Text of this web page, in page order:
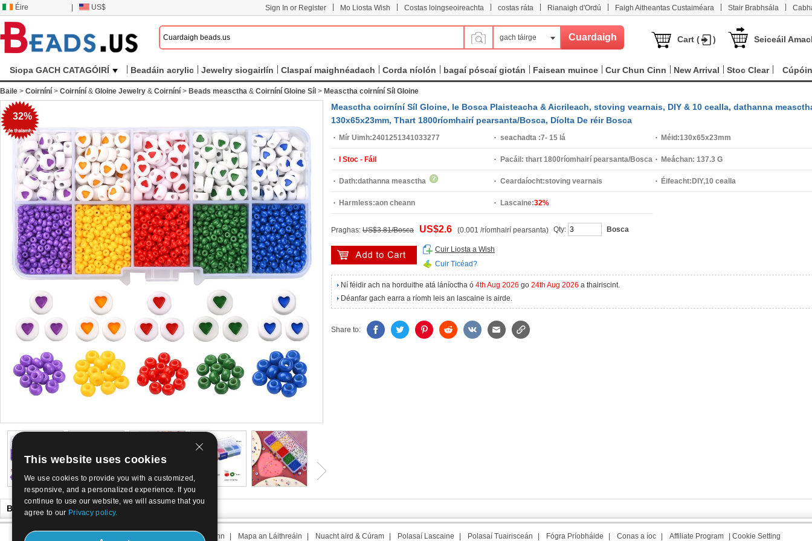
Éire US$ Sign In or Register Mo Liosta Wish Costas loingseoireachta costas ráta Rianaigh d'Ordú Faigh Aitheantas Custaiméara Stair Brabhsála
gach táirge Cart ( ) Seiceáil
Siopa GACH CATAGÓIRÍ Beadáin acrylic Jewelry siogairlín Claspaí maighnéadach Corda níolón bagaí póscaí giotán Faisean muince Cur Chun Cinn New Arrival Stoc Clear Cúpóin
Baile > Coirníní > Coirníní & Gloine Jewelry & Coirníní > Beads measctha & Coirníní Gloine Síl > Measctha coirníní Síl Gloine
32%
Measctha coirníní Síl Gloine, le Bosca Plaisteacha & Aicrileach, stoving vearnais, DIY & 10 cealla, dathanna
130x65x23mm, Thart 1800ríomhairí pearsanta/Bosca, Díolta De réir Bosca
Mír Uimh:2401251341033277 seachadta :7- 15 lá Méid:130x65x23mm
I Stoc - Fáil Pacáil: thart 1800ríomhairí pearsanta/Bosca Meáchan:137.3 G
Dath:dathanna measctha Ceardaíocht:stoving vearnais Éifeacht: DIY,10 cealla
Harmless:aon cheann Lascaine:32%
Praghas: US$3.81/Bosca US$2.6 (0.001 /ríomhairí pearsanta) Qty: Bosca
Cuir Liosta a Wish
Cuir Ticéad?
Ní féidir ach na horduithe atá láníoctha ó 4th Aug 2026 go 24th Aug 2026 a thairiscint.
Déanfar gach earra a ríomh leis an lascaine is airde.
Share to:
Bealtaine tú like Chomh maith leis sin
Téarma dúinn Mapa an Láithreáin Nuacht aird & Cúram Polasaí Lascaine Polasaí Tuairisceán Fógra Príobháide Conas a íoc Affiliate Program Cookie Setting
This website uses cookies
We use cookies to provide you with a customized,
responsive, and a personalized experience. If you
continue to use our website, we will assume that you
agree to our Privacy policy.